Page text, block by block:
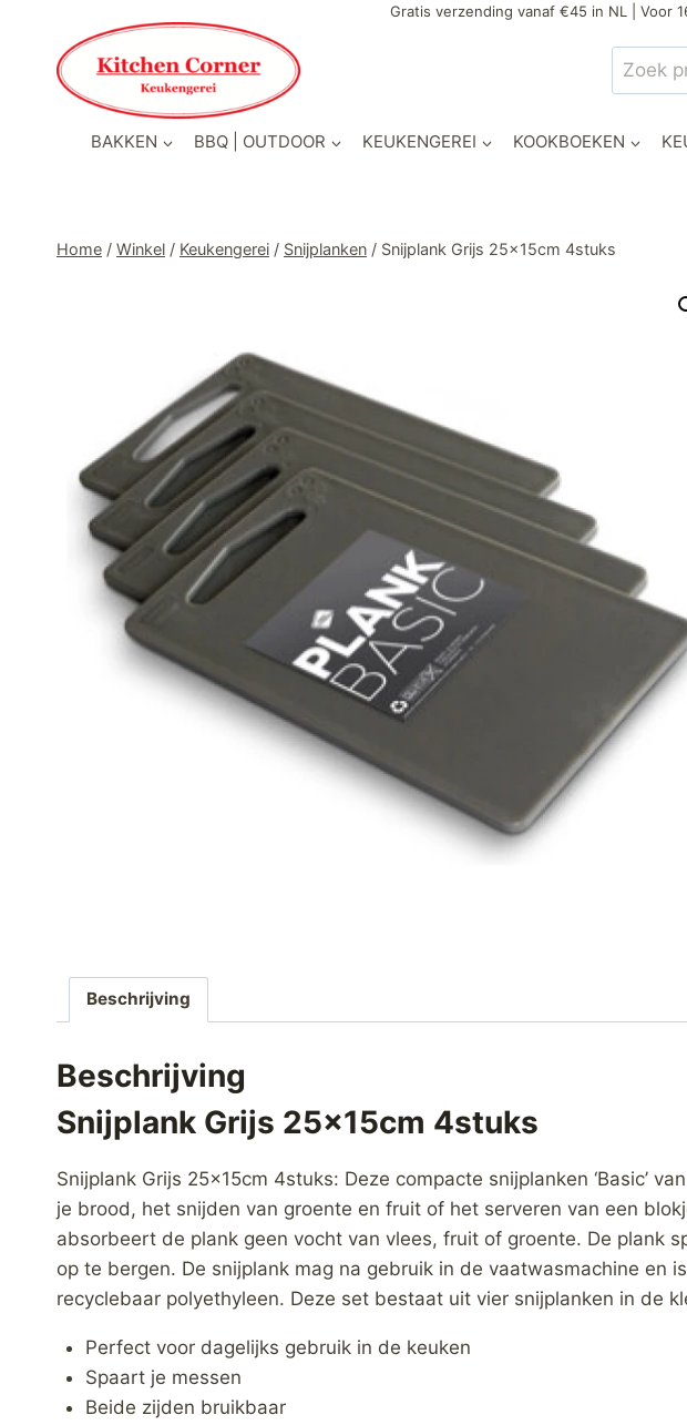
inhoud
Gratis verzending vanaf €45 in NL | Voor
Zoeken
naar:
BAKKEN BBQ | OUTDOOR KEUKENGEREI KOOKBOEKEN
Home / Winkel / Keukengerei / Snijplanken / Snijplank Grijs 25x15cm 4stuks
Beschrijving
Beschrijving
Snijplank Grijs 25x15cm 4stuks
Snijplank Grijs 25x15cm 4stuks: Deze compacte snijplanken ‘Basic’
je brood, het snijden van groente en fruit of het serveren van een
absorbeert de plank geen vocht van vlees, fruit of groente. De plank
op te bergen. De snijplank mag na gebruik in de vaatwasmachine
recyclebaar polyethyleen. Deze set bestaat uit vier snijplanken in de
Perfect voor dagelijks gebruik in de keuken
Spaart je messen
Beide zijden bruikbaar